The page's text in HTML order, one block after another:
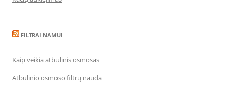
FILTRAI NAMUI
Kaip veikia atbulinis osmosas
Atbulinio osmoso filtrų nauda